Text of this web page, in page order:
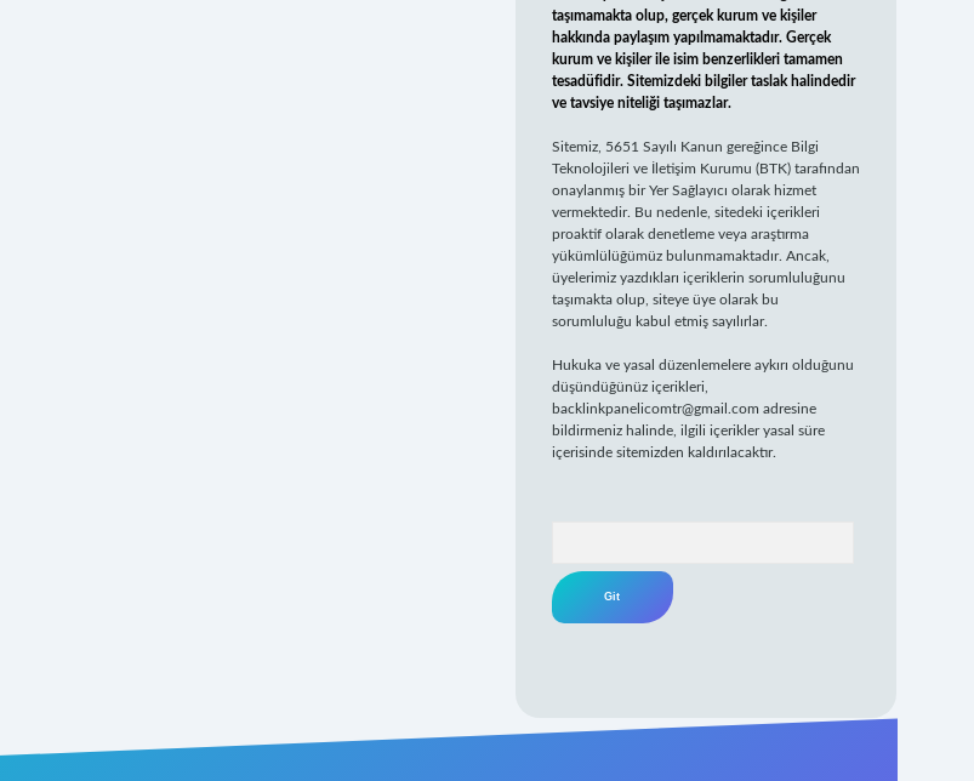
taşımamakta olup, gerçek kurum ve kişiler
hakkında paylaşım yapılmamaktadır. Gerçek
kurum ve kişiler ile isim benzerlikleri tamamen
tesadüfidir. Sitemizdeki bilgiler taslak halindedir
ve tavsiye niteliği taşımazlar.
Sitemiz, 5651 Sayılı Kanun gereğince Bilgi
Teknolojileri ve İletişim Kurumu (BTK) tarafından
onaylanmış bir Yer Sağlayıcı olarak hizmet
vermektedir. Bu nedenle, sitedeki içerikleri
proaktif olarak denetleme veya araştırma
yükümlülüğümüz bulunmamaktadır. Ancak,
üyelerimiz yazdıkları içeriklerin sorumluluğunu
taşımakta olup, siteye üye olarak bu
sorumluluğu kabul etmiş sayılırlar.
Hukuka ve yasal düzenlemelere aykırı olduğunu
düşündüğünüz içerikleri,
backlinkpanelicomtr@gmail.com adresine
bildirmeniz halinde, ilgili içerikler yasal süre
içerisinde sitemizden kaldırılacaktır.